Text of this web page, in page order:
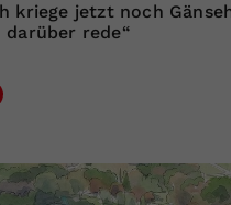
kriege jetzt noch
darüber rede“